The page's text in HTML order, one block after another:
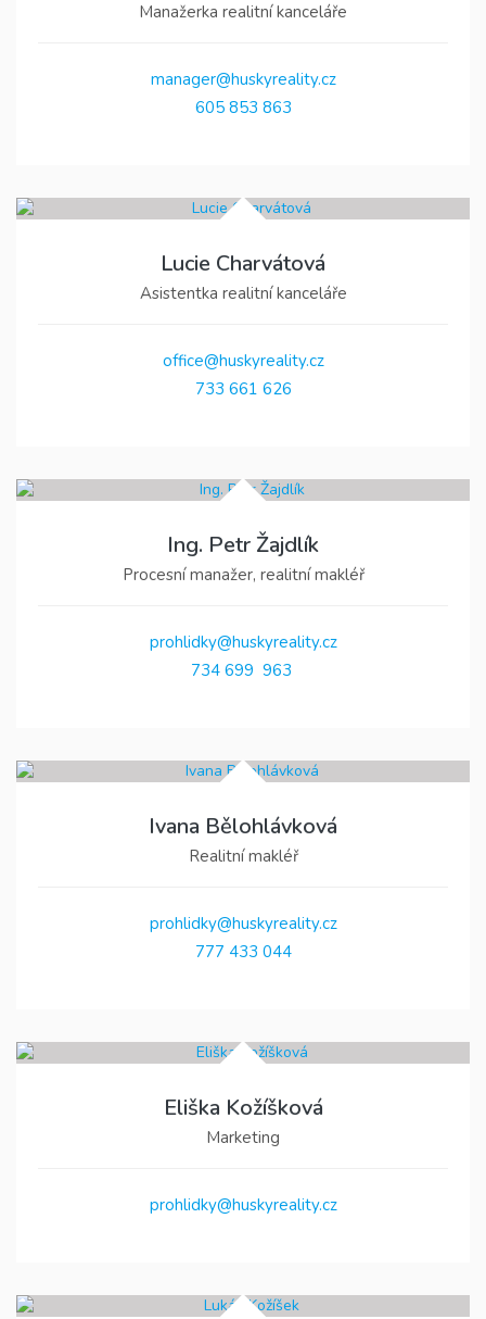
Manažerka realitní kanceláře
manager@huskyreality.cz
605 853 863
Lucie Charvátová
Asistentka realitní kanceláře
office@huskyreality.cz
733 661 626
Ing. Petr Žajdlík
Procesní manažer, realitní makléř
prohlidky@huskyreality.cz
734 699 963 ‬
Ivana Bělohlávková
Realitní makléř
prohlidky@huskyreality.cz
777 433 044
Eliška Kožíšková
Marketing
prohlidky@huskyreality.cz